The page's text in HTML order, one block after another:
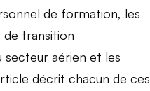
de formation, les
de transition
secteur aérien et les
décrit chacun de ces